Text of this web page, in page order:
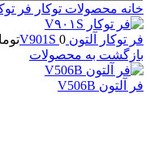
خانه محصولات توکار فر
فر توکار آلتون V901S 0
بازگشت به محصولات
فر آلتون V506B